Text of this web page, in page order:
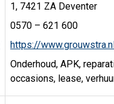
1, 7421 ZA Deventer
0570 – 621 600
https://
Onderhoud, APK,
occasions, lease,